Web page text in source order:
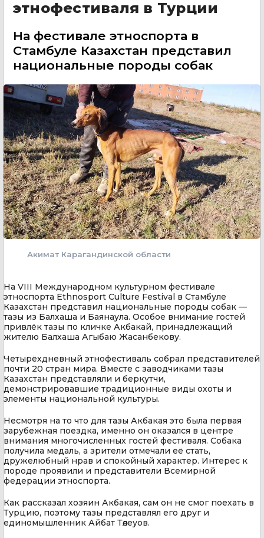
этнофестиваля в Турции
На фестивале этноспорта в
Стамбуле Казахстан представил
национальные породы собак
Акимат Карагандинской области
На VIII Международном культурном фестивале
этноспорта Ethnosport Culture Festival в Стамбуле
Казахстан представил национальные породы собак —
тазы из Балхаша и Баянаула. Особое внимание гостей
привлёк тазы по кличке Акбакай, принадлежащий
жителю Балхаша Агыбаю Жасанбекову.
Четырёхдневный этнофестиваль собрал представителей
почти 20 стран мира. Вместе с заводчиками тазы
Казахстан представляли и беркутчи,
демонстрировавшие традиционные виды охоты и
элементы национальной культуры.
Несмотря на то что для тазы Акбакая это была первая
зарубежная поездка, именно он оказался в центре
внимания многочисленных гостей фестиваля. Собака
получила медаль, а зрители отмечали её стать,
дружелюбный нрав и спокойный характер. Интерес к
породе проявили и представители Всемирной
федерации этноспорта.
Как рассказал хозяин Акбакая, сам он не смог поехать в
Турцию, поэтому тазы представлял его друг и
единомышленник Айбат Төлеуов.